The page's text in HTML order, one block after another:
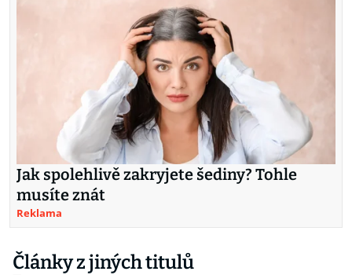
Jak spolehlivě zakryjete šediny? Tohle
musíte znát
Reklama
Články z jiných titulů